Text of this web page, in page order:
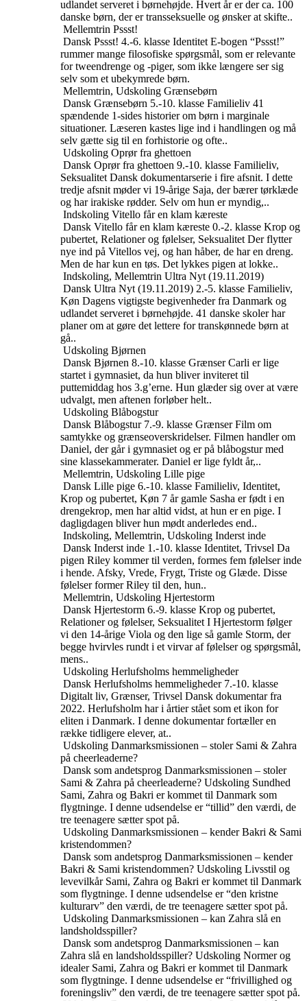
udlandet serveret i børnehøjde. Hvert år er der ca. 100
danske børn, der er transseksuelle og ønsker at skifte..
Mellemtrin Pssst!
Dansk Pssst! 4.-6. klasse Identitet E-bogen “Pssst!”
rummer mange filosofiske spørgsmål, som er relevante
for tweendrenge og -piger, som ikke længere ser sig
selv som et ubekymrede børn.
Mellemtrin, Udskoling Grænsebørn
Dansk Grænsebørn 5.-10. klasse Familieliv 41
spændende 1-sides historier om børn i marginale
situationer. Læseren kastes lige ind i handlingen og må
selv gætte sig til en forhistorie og ofte..
Udskoling Oprør fra ghettoen
Dansk Oprør fra ghettoen 9.-10. klasse Familieliv,
Seksualitet Dansk dokumentarserie i fire afsnit. I dette
tredje afsnit møder vi 19-årige Saja, der bærer tørklæde
og har irakiske rødder. Selv om hun er myndig,..
Indskoling Vitello får en klam kæreste
Dansk Vitello får en klam kæreste 0.-2. klasse Krop og
pubertet, Relationer og følelser, Seksualitet Der flytter
nye ind på Vitellos vej, og han håber, de har en dreng.
Men de har kun en tøs. Det lykkes pigen at lokke..
Indskoling, Mellemtrin Ultra Nyt (19.11.2019)
Dansk Ultra Nyt (19.11.2019) 2.-5. klasse Familieliv,
Køn Dagens vigtigste begivenheder fra Danmark og
udlandet serveret i børnehøjde. 41 danske skoler har
planer om at gøre det lettere for transkønnede børn at
gå..
Udskoling Bjørnen
Dansk Bjørnen 8.-10. klasse Grænser Carli er lige
startet i gymnasiet, da hun bliver inviteret til
puttemiddag hos 3.g’erne. Hun glæder sig over at være
udvalgt, men aftenen forløber helt..
Udskoling Blåbogstur
Dansk Blåbogstur 7.-9. klasse Grænser Film om
samtykke og grænseoverskridelser. Filmen handler om
Daniel, der går i gymnasiet og er på blåbogstur med
sine klassekammerater. Daniel er lige fyldt år,..
Mellemtrin, Udskoling Lille pige
Dansk Lille pige 6.-10. klasse Familieliv, Identitet,
Krop og pubertet, Køn 7 år gamle Sasha er født i en
drengekrop, men har altid vidst, at hun er en pige. I
dagligdagen bliver hun mødt anderledes end..
Indskoling, Mellemtrin, Udskoling Inderst inde
Dansk Inderst inde 1.-10. klasse Identitet, Trivsel Da
pigen Riley kommer til verden, formes fem følelser inde
i hende. Afsky, Vrede, Frygt, Triste og Glæde. Disse
følelser former Riley til den, hun..
Mellemtrin, Udskoling Hjertestorm
Dansk Hjertestorm 6.-9. klasse Krop og pubertet,
Relationer og følelser, Seksualitet I Hjertestorm følger
vi den 14-årige Viola og den lige så gamle Storm, der
begge hvirvles rundt i et virvar af følelser og spørgsmål,
mens..
Udskoling Herlufsholms hemmeligheder
Dansk Herlufsholms hemmeligheder 7.-10. klasse
Digitalt liv, Grænser, Trivsel Dansk dokumentar fra
2022. Herlufsholm har i årtier stået som et ikon for
eliten i Danmark. I denne dokumentar fortæller en
række tidligere elever, at..
Udskoling Danmarksmissionen – stoler Sami & Zahra
på cheerleaderne?
Dansk som andetsprog Danmarksmissionen – stoler
Sami & Zahra på cheerleaderne? Udskoling Sundhed
Sami, Zahra og Bakri er kommet til Danmark som
flygtninge. I denne udsendelse er “tillid” den værdi, de
tre teenagere sætter spot på.
Udskoling Danmarksmissionen – kender Bakri & Sami
kristendommen?
Dansk som andetsprog Danmarksmissionen – kender
Bakri & Sami kristendommen? Udskoling Livsstil og
levevilkår Sami, Zahra og Bakri er kommet til Danmark
som flygtninge. I denne udsendelse er “den kristne
kulturarv” den værdi, de tre teenagere sætter spot på.
Udskoling Danmarksmissionen – kan Zahra slå en
landsholdsspiller?
Dansk som andetsprog Danmarksmissionen – kan
Zahra slå en landsholdsspiller? Udskoling Normer og
idealer Sami, Zahra og Bakri er kommet til Danmark
som flygtninge. I denne udsendelse er “frivillighed og
foreningsliv” den værdi, de tre teenagere sætter spot på.